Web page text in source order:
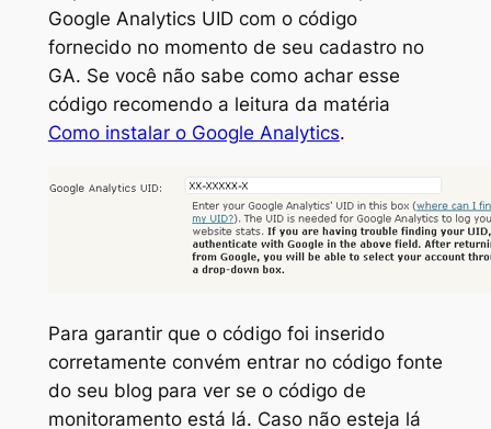
Google Analytics UID com o código
fornecido no momento de seu cadastro no
GA. Se você não sabe como achar esse
código recomendo a leitura da matéria
Como instalar o Google Analytics.
Para garantir que o código foi inserido
corretamente convém entrar no código fonte
do seu blog para ver se o código de
monitoramento está lá. Caso não esteja lá